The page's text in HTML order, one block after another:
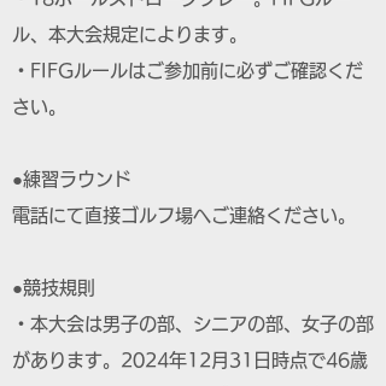
ル、本大会規定によります。
・FIFGルールはご参加前に必ずご確認くだ
さい。
●練習ラウンド
電話にて直接ゴルフ場へご連絡ください。
●競技規則
・本大会は男子の部、シニアの部、女子の部
があります。2024年12月31日時点で46歳